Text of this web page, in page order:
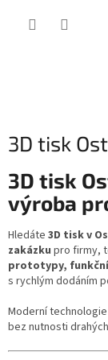
3D tisk
3D tisk
výroba
Hledáte 3D tisk v
zakázku pro firmy,
prototypy,
s rychlým dodáním
Moderní
bez nutnosti